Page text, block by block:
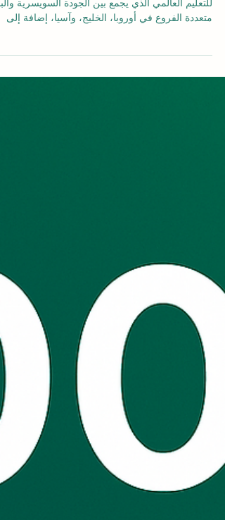
تُعدّ الجامعة السويسرية الدولية (SIU) نموذجًا مميزًا
للتعليم العالمي الذي يجمع بين الجودة السويسرية
منصتها الإلكترونية القوية. تأسست الجامعة عام 1999،